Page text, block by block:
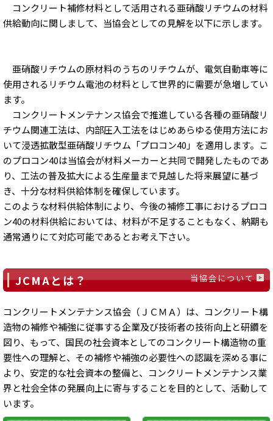
コンクリート補修材料として活用される亜硝酸リチウムの材料
供給動向に関しまして、当協会としての見解を以下に示します。
亜硝酸リチウムの原材料のうちのリチウムが、電気自動車等に
使用されるリチウム電池の材料として世界的に需要が急増してい
ます。
コンクリートメンテナンス協会で推進している各種の亜硝酸リ
チウム関連工法は、内部圧入工法をはじめあらゆる使用方法にお
いて浸透拡散型亜硝酸リチウム「プロコン40」を適用します。こ
のプロコン40は当協会が材料メーカーと共同で開発したものであ
り、工法の普及拡大による生産量まで見越した将来展望に基づ
き、十分な材料供給体制を確保しています。
このような材料供給体制により、今後の補修工事におけるプロコ
ン40の材料供給においては、材料が不足することもなく、納期も
通常通りにて対応可能であるとお考え下さい。
当協会について
JCMAとは？
コンクリートメンテナンス協会（ＪＣＭＡ）は、コンクリート構
造物の補修や補強に従事する企業及び技術者の技術向上と研鑽を
図り、もって、国民の社会資本としてのコンクリート構造物の重
要性への理解と、その補修や補強の必要性への認識を深める事に
より、安定的な社会資本の整備と、コンクリートメンテナンス業
界と社会全体の発展向上に寄与することを目的として、活動して
います。